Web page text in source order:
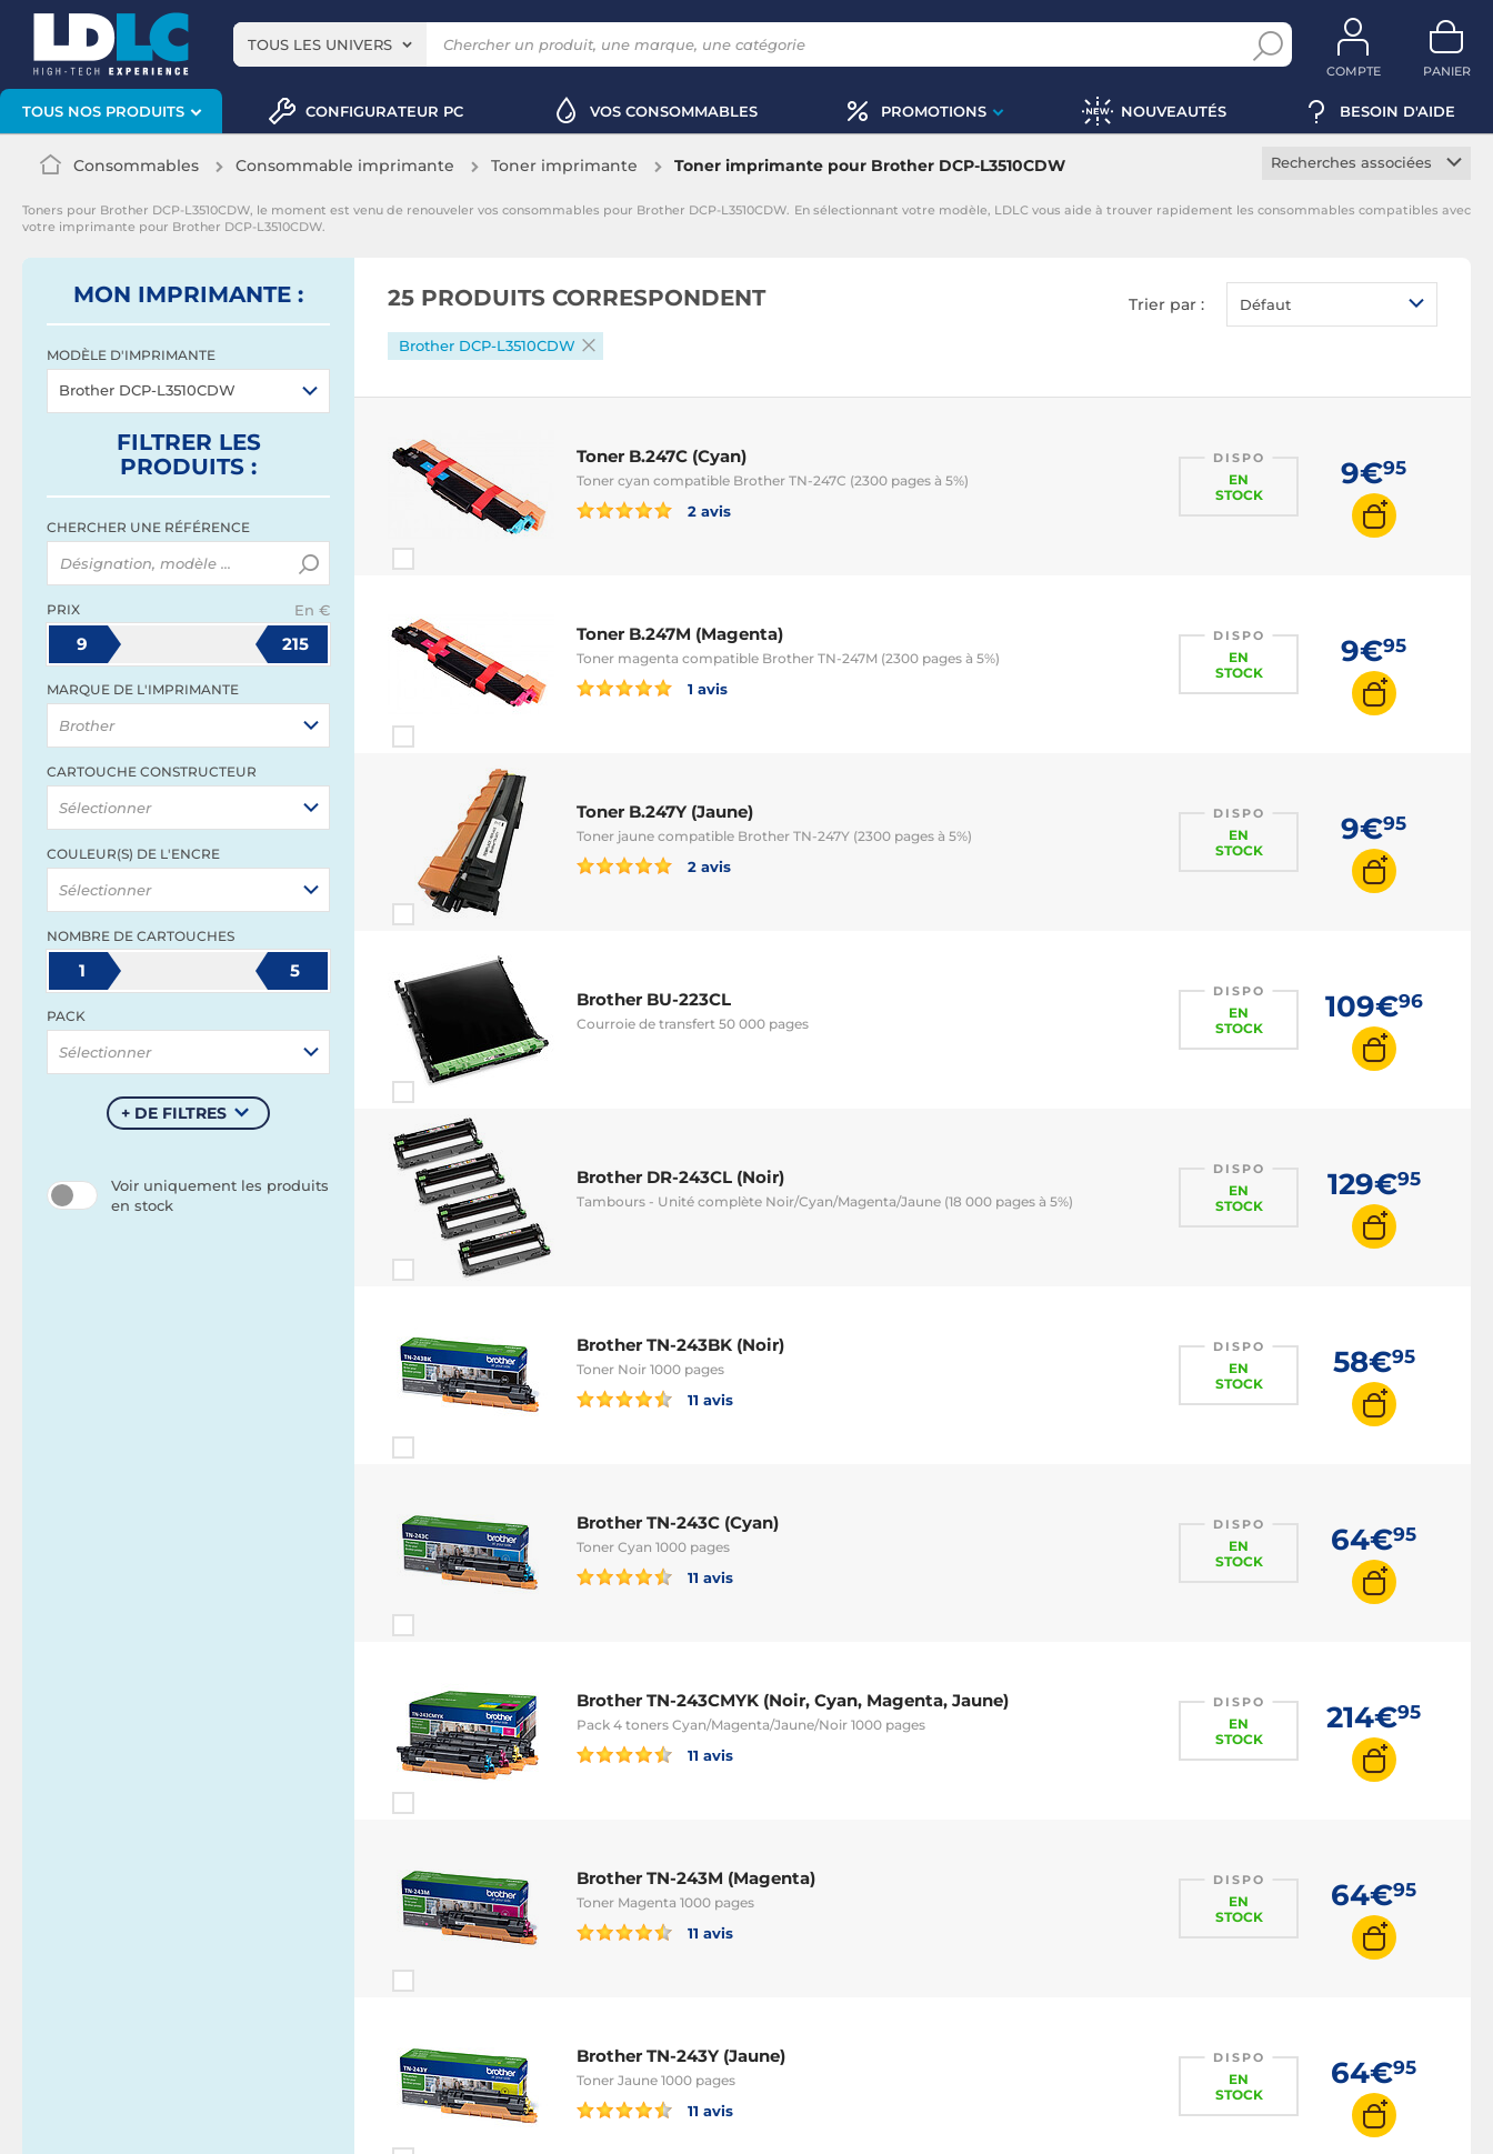
TOUS LES UNIVERS
COMPTE PANIER
TOUS NOS PRODUITS CONFIGURATEUR PC VOS CONSOMMABLES PROMOTIONS NOUVEAUTÉS BESOIN D'AIDE
Consommables Consommable imprimante Toner imprimante Toner imprimante pour Brother DCP-L3510CDW
Recherches associées
Toner jaune
Toners pour Brother DCP-L3510CDW, le moment est venu de renouveler vos consommables pour Brother DCP-L3510CDW. En sélectionnant votre modèle, LDLC vous aide à trouver rapidement les consommables compatibles avec
votre imprimante pour Brother DCP-L3510CDW.
MON IMPRIMANTE :
MODÈLE D'IMPRIMANTE
Brother DCP-L3510CDW
FILTRER LES
PRODUITS :
CHERCHER UNE RÉFÉRENCE
PRIX En €
9 215
MARQUE DE L'IMPRIMANTE
Brother
CARTOUCHE CONSTRUCTEUR
Sélectionner
COULEUR(S) DE L'ENCRE
Sélectionner
NOMBRE DE CARTOUCHES
1 5
PACK
Sélectionner
+ DE FILTRES
Voir uniquement les produits
en stock
25 PRODUITS CORRESPONDENT Trier par : Défaut
Brother DCP-L3510CDW
Toner B.247C (Cyan)
Toner cyan compatible Brother TN-247C (2300 pages à 5%)
2 avis
DISPO
EN
STOCK
9€95
Toner B.247M (Magenta)
Toner magenta compatible Brother TN-247M (2300 pages à 5%)
1 avis
DISPO
EN
STOCK
9€95
Toner B.247Y (Jaune)
Toner jaune compatible Brother TN-247Y (2300 pages à 5%)
2 avis
DISPO
EN
STOCK
9€95
Brother BU-223CL
Courroie de transfert 50 000 pages
DISPO
EN
STOCK
109€96
Brother DR-243CL (Noir)
Tambours - Unité complète Noir/Cyan/Magenta/Jaune (18 000 pages à 5%)
DISPO
EN
STOCK
129€95
Brother TN-243BK (Noir)
Toner Noir 1000 pages
11 avis
DISPO
EN
STOCK
58€95
Brother TN-243C (Cyan)
Toner Cyan 1000 pages
11 avis
DISPO
EN
STOCK
64€95
Brother TN-243CMYK (Noir, Cyan, Magenta, Jaune)
Pack 4 toners Cyan/Magenta/Jaune/Noir 1000 pages
11 avis
DISPO
EN
STOCK
214€95
Brother TN-243M (Magenta)
Toner Magenta 1000 pages
11 avis
DISPO
EN
STOCK
64€95
Brother TN-243Y (Jaune)
Toner Jaune 1000 pages
11 avis
DISPO
EN
STOCK
64€95